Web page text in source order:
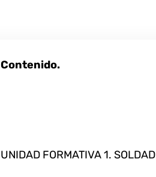
Contenido.
UNIDAD FORMATIVA 1.